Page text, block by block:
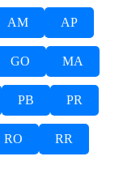
AM AP
GO MA
PB PR
RO RR